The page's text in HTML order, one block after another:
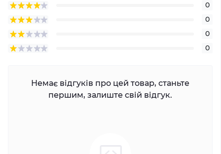
0
0
0
0
Немає відгуків про цей товар, станьте
першим, залиште свій відгук.